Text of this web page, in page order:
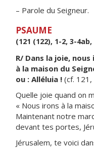
– Parole du Seigneur.
PSAUME
(121 (122), 1-2, 3-
R/ Dans la joie, nous
à la maison du
ou : Alléluia ! (cf. 121,
Quelle joie quand on
« Nous irons à la
Maintenant notre
devant tes portes,
Jérusalem, te voici